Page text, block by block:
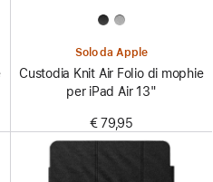
Solo da Apple
Custodia Knit Air Folio di mophie
per iPad Air 13"
€ 79,95